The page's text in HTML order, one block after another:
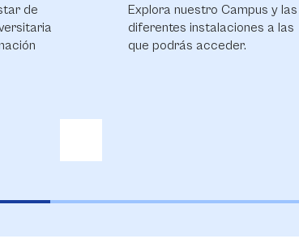
y las
a las
Descubre nuestra Biblioteca,
salas de estudios, las bases de
datos y los servicios que